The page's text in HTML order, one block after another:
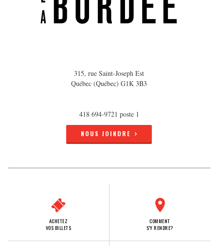
315, rue Saint-Joseph Est
Québec (Québec) G1K 3B3
418 694-9721 poste 1
NOUS JOINDRE
ACHETEZ
VOS BILLETS
COMMENT
S'Y RENDRE?